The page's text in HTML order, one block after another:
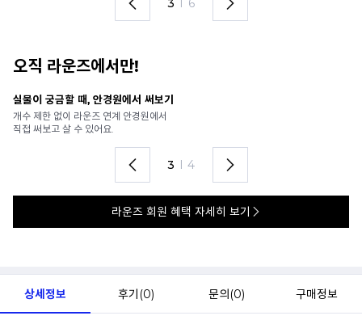
4 I 6
오직 라운즈에서만!
안경 렌즈 맞춤까지 한 번에
가까운 안경원으로 배송받아
렌즈 맞춤부터 피팅까지 편하게!
4 I 4
라운즈 회원 혜택 자세히 보기
상세정보 후기(0) 문의(0) 구매정보